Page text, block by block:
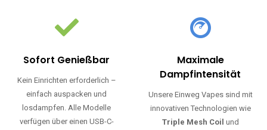
Sofort Genießbar
Kein Einrichten erforderlich –
einfach auspacken und
losdampfen. Alle Modelle
verfügen über einen USB-C-
Maximale
Dampfintensität
Unsere Einweg Vapes sind mit
innovativen Technologien wie
Triple Mesh Coil und